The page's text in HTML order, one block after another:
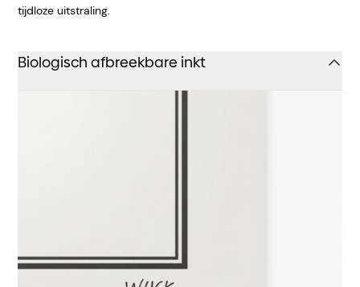
tijdloze uitstraling.
Biologisch afbreekbare inkt